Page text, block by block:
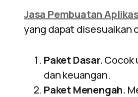
Jasa Pembuatan
yang dapat disesuaikan
Paket Dasar.Cocok
dan keuangan.
Paket Menengah.